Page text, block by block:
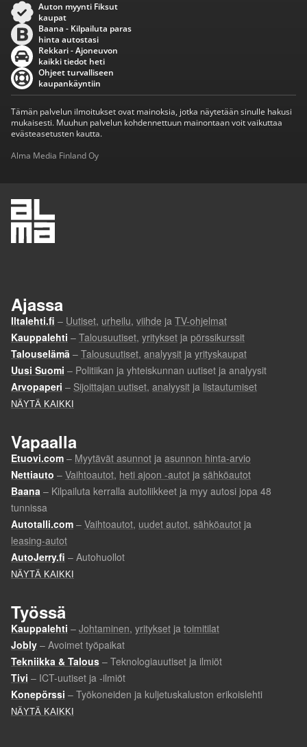
Auton myynti Fiksut
kaupat
Baana - Kilpailuta paras
hinta autostasi
Rekkari - Ajoneuvon
kaikki tiedot heti
Ohjeet turvalliseen
kaupankäyntiin
Tämän palvelun ilmoitukset ovat mainoksia, jotka näytetään sinulle hakusi
mukaisesti. Muuhun palvelun kohdennettuun mainontaan voit vaikuttaa
evästeasetusten kautta.
Alma Media Finland Oy